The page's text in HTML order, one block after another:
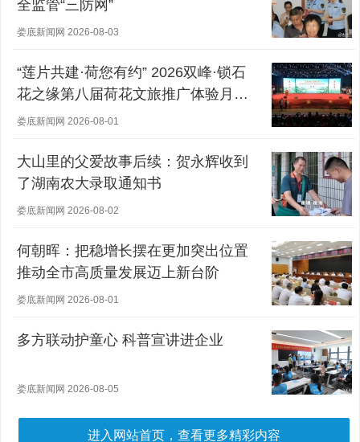
全监管“三防网”
娄底新闻网 2026-08-03
“莲片共建·荷您有约” 2026双峰·锁石
花之缘第八届荷花文旅推广体验月盛
大开幕
娄底新闻网 2026-08-01
大山里的父爱故事后续：贺永辉收到
了湖南农大录取通知书
娄底新闻网 2026-08-02
何朝晖：把稳增长摆在更加突出位置
推动全市高质量发展迈上新台阶
娄底新闻网 2026-08-01
多方联动护童心 科普宣讲进企业
娄底新闻网 2026-08-05
进入网站首页，查看更多精彩内容